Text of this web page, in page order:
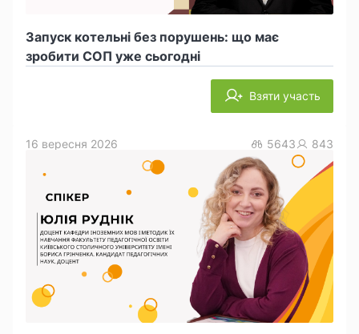
Запуск котельні без порушень: що має
зробити СОП уже сьогодні
Взяти участь
16 вересня 2026 5643 843